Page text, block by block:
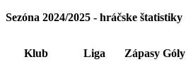
Sezóna 2024/2025 - hráčske štatistiky
Klub Liga Zápasy Góly